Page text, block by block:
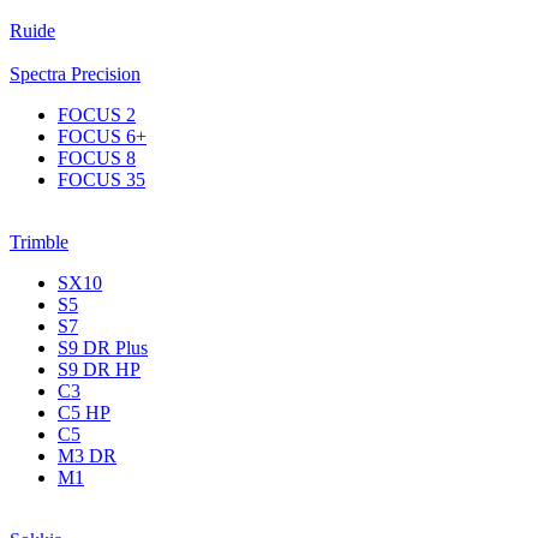
Ruide
Spectra Precision
FOCUS 2
FOCUS 6+
FOCUS 8
FOCUS 35
Trimble
SX10
S5
S7
S9 DR Plus
S9 DR HP
C3
С5 НР
C5
M3 DR
M1